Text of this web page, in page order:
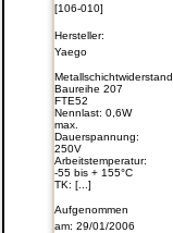
[106-010]
Hersteller:
Yaego
Metallschichtwiderstand
Baureihe 207
FTE52
Nennlast: 0,6W
max.
Dauerspannung:
250V
Arbeitstemperatur:
-55 bis + 155°C
TK: [...]
Aufgenommen
am: 29/01/2006